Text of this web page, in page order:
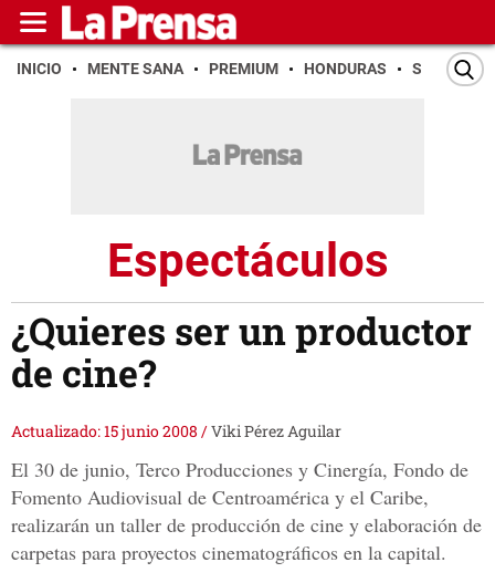
INICIO MENTE SANA PREMIUM HONDURAS SAN PEDRO
Espectáculos
¿Quieres ser un productor
de cine?
Actualizado: 15 junio 2008 /Viki Pérez Aguilar
El 30 de junio, Terco Producciones y Cinergía, Fondo de
Fomento Audiovisual de Centroamérica y el Caribe,
realizarán un taller de producción de cine y elaboración de
carpetas para proyectos cinematográficos en la capital.